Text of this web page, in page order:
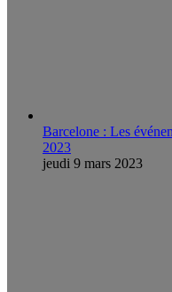
Barcelone : Les
2023
jeudi 9 mars 2023